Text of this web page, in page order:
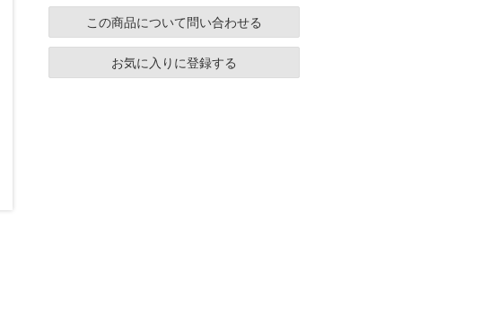
この商品について問い合わせる
お気に入りに登録する